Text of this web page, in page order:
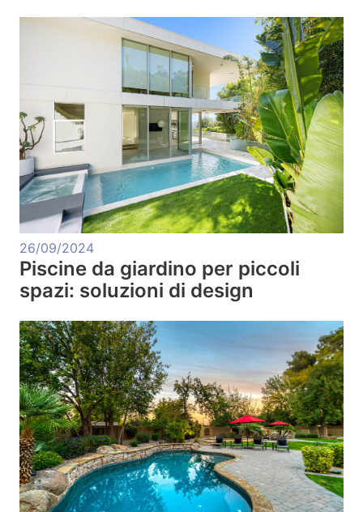
26/09/2024
Piscine da giardino per piccoli
spazi: soluzioni di design